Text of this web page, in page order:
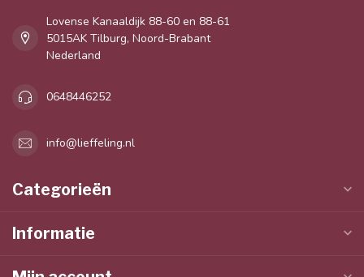
Lovense Kanaaldijk 88-60 en 88-61
5015AK Tilburg, Noord-Brabant
Nederland
0648446252
info@lieffeling.nl
Categorieën
Informatie